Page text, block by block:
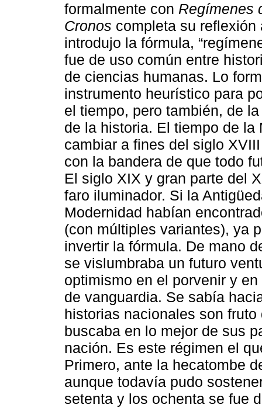
formalmente con Regímenes
Cronos completa su
introdujo la fórmula,
fue de uso común entre
de ciencias humanas. Lo
instrumento heurístico para
el tiempo, pero también, de
de la historia. El tiempo de
cambiar a fines del siglo
con la bandera de que todo
El siglo XIX y gran parte del
faro iluminador. Si la
Modernidad habían
(con múltiples variantes), ya
invertir la fórmula. De mano
se vislumbraba un futuro
optimismo en el porvenir y
de vanguardia. Se sabía
historias nacionales son
buscaba en lo mejor de sus
nación. Es este régimen el
Primero, ante la hecatombe
aunque todavía pudo
setenta y los ochenta se fue